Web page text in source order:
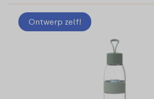
Ontwerp zelf!